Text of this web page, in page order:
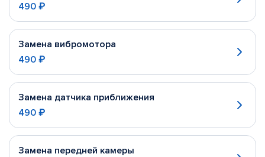
490 ₽
Замена вибромотора
490 ₽
Замена датчика приближения
490 ₽
Замена передней камеры